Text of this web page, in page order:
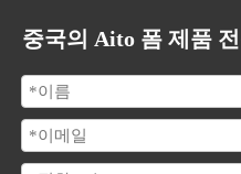
중국의 Aito 폼 제품